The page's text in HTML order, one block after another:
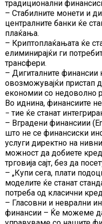
традиционални
– Стабилните монети и
централните банки ќе
плаќања.
– Криптоплаќањата ќе
елиминирајќи ги
трансфери.
– Дигиталните финансии
овозможувајќи пристап
економии со недоволно
Во иднина, финансиите
− тие ќе станат
– Вградени финансиии
што не се финансиски
услуги директно на
можност да добиете
трговија сајт, без да
– „Купи сега, плати
моделите ќе станат
потреба од класични
– Гласовни и неврални
финансии – Ќе можеме